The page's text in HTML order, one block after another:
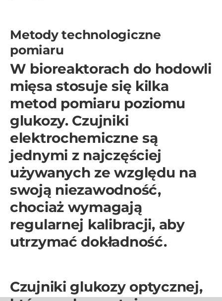
Metody technologiczne
pomiaru
W bioreaktorach do hodowli
mięsa stosuje się kilka
metod pomiaru poziomu
glukozy. Czujniki
elektrochemiczne są
jednymi z najczęściej
używanych ze względu na
swoją niezawodność,
chociaż wymagają
regularnej kalibracji, aby
utrzymać dokładność.
Czujniki glukozy optycznej,